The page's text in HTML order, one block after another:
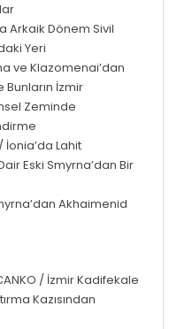
Arkaik Dönem Sivil
Yeri
ve Klazomenai’dan
Bunların İzmir
Zeminde
İonia’da Lahit
Eski Smyrna’dan Bir
Akhaimenid
/ İzmir Kadifekale
Kazısından